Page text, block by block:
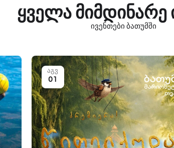
ყველა მიმდინარე
ივენთები ბათუმში
აგვ
01